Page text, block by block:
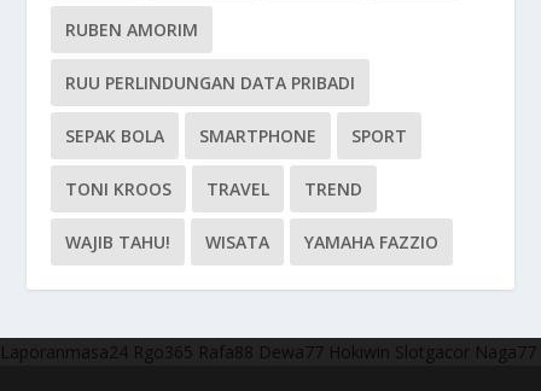
RUBEN AMORIM
RUU PERLINDUNGAN DATA PRIBADI
SEPAK BOLA SMARTPHONE SPORT
TONI KROOS TRAVEL TREND
WAJIB TAHU! WISATA YAMAHA FAZZIO
Laporanmasa24 Rgo365 Rafa88 Dewa77 Hokiwin Slotgacor Naga77